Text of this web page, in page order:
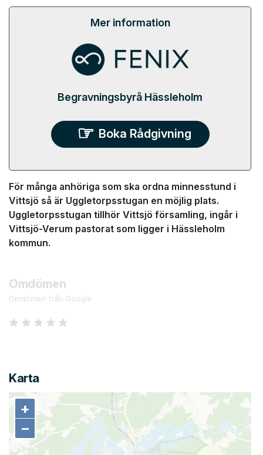
Mer information
Begravningsbyrå Hässleholm
Boka Rådgivning
För många anhöriga som ska ordna minnesstund i
Vittsjö så är Uggletorpsstugan en möjlig plats.
Uggletorpsstugan tillhör Vittsjö församling, ingår i
Vittsjö-Verum pastorat som ligger i Hässleholm
kommun.
Omdömen
Omdömen från Google
Karta
+
−
+
−